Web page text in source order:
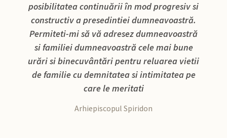
posibilitatea continuării în mod progresiv si
constructiv a presedintiei dumneavoastră.
Permiteti-mi să vă adresez dumneavoastră
si familiei dumneavoastră cele mai bune
urări si binecuvântări pentru reluarea vietii
de familie cu demnitatea si intimitatea pe
care le meritati
Arhiepiscopul Spiridon